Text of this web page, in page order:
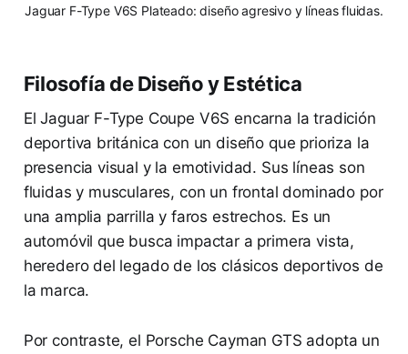
Jaguar F-Type V6S Plateado: diseño agresivo y líneas fluidas.
Filosofía de Diseño y Estética
El Jaguar F-Type Coupe V6S encarna la tradición
deportiva británica con un diseño que prioriza la
presencia visual y la emotividad. Sus líneas son
fluidas y musculares, con un frontal dominado por
una amplia parrilla y faros estrechos. Es un
automóvil que busca impactar a primera vista,
heredero del legado de los clásicos deportivos de
la marca.
Por contraste, el Porsche Cayman GTS adopta un